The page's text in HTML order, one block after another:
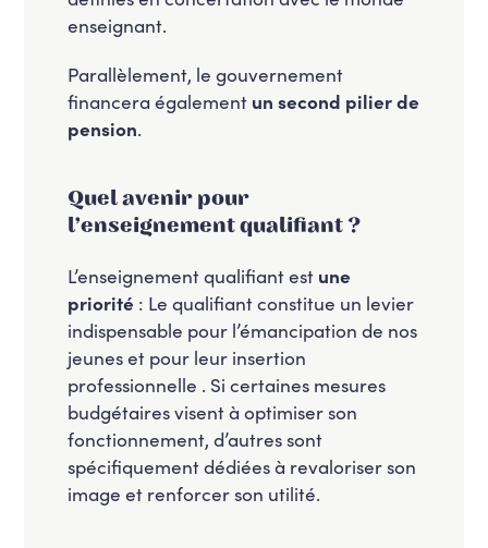
enseignant.
Parallèlement, le gouvernement
financera également un second pilier de
pension.
Quel avenir pour
l’enseignement qualifiant ?
L’enseignement qualifiant est une
priorité : Le qualifiant constitue un levier
indispensable pour l’émancipation de nos
jeunes et pour leur insertion
professionnelle . Si certaines mesures
budgétaires visent à optimiser son
fonctionnement, d’autres sont
spécifiquement dédiées à revaloriser son
image et renforcer son utilité.